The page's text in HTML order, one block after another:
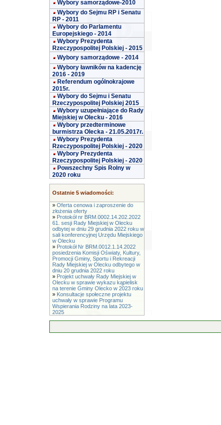
Wybory samorządowe-2010
Wybory do Sejmu RP i Senatu
RP - 2011
Wybory do Parlamentu
Europejskiego - 2014
Wybory Prezydenta
Rzeczypospolitej Polskiej - 2015
Wybory samorządowe - 2014
Wybory ławników na kadencję
2016 - 2019
Referendum ogólnokrajowe
2015r.
Wybory do Sejmu i Senatu
Rzeczypospolitej Polskiej 2015
Wybory uzupełniające do Rady
Miejskiej w Olecku - 2016
Wybory przedterminowe
burmistrza Olecka - 21.05.2017r.
Wybory Prezydenta
Rzeczypospolitej Polskiej - 2020
Wybory Prezydenta
Rzeczypospolitej Polskiej - 2020
Powszechny Spis Rolny w
2020 roku
Ostatnie 5 wiadomości:
» Oferta cenowa i zaproszenie do
złożenia oferty
» Protokół nr BRM.0002.14.202.2022
61. sesji Rady Miejskiej w Olecku
odbytej w dniu 29 grudnia 2022 roku w
sali konferencyjnej Urzędu Miejskiego
w Olecku
» Protokół Nr BRM.0012.1.14.2022
posiedzenia Komisji Oświaty, Kultury,
Promocji Gminy, Sportu i Rekreacji
Rady Miejskiej w Olecku odbytego w
dniu 20 grudnia 2022 roku
» Projekt uchwały Rady Miejskiej w
Olecku w sprawie wykazu kąpielisk
na terenie Gminy Olecko w 2023 roku
» Konsultacje społeczne projektu
uchwały w sprawie Programu
Wspierania Rodziny na lata 2023-
2025